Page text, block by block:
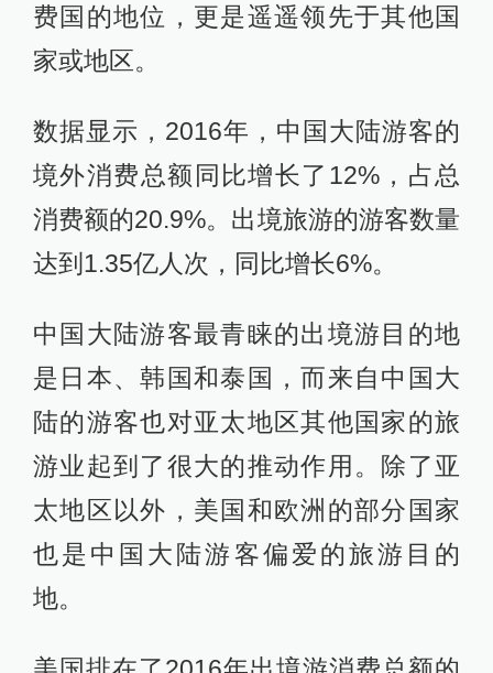
费国的地位，更是遥遥领先于其他国
家或地区。
数据显示，2016年，中国大陆游客的
境外消费总额同比增长了12%，占总
消费额的20.9%。出境旅游的游客数量
达到1.35亿人次，同比增长6%。
中国大陆游客最青睐的出境游目的地
是日本、韩国和泰国，而来自中国大
陆的游客也对亚太地区其他国家的旅
游业起到了很大的推动作用。除了亚
太地区以外，美国和欧洲的部分国家
也是中国大陆游客偏爱的旅游目的
地。